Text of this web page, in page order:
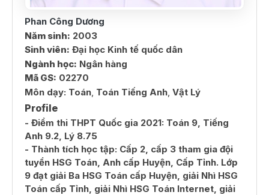
Phan Công Dương
Năm sinh: 2003
Sinh viên: Đại học Kinh tế quốc dân
Ngành học: Ngân hàng
Mã GS: 02270
Môn dạy: Toán, Toán Tiếng Anh, Vật Lý
Profile
- Điểm thi THPT Quốc gia 2021: Toán 9, Tiếng
Anh 9.2, Lý 8.75
- Thành tích học tập: Cấp 2, cấp 3 tham gia đội
tuyển HSG Toán, Anh cấp Huyện, Cấp Tỉnh. Lớp
9 đạt giải Ba HSG Toán cấp Huyện, giải Nhì HSG
Toán cấp Tỉnh, giải Nhì HSG Toán Internet, giải